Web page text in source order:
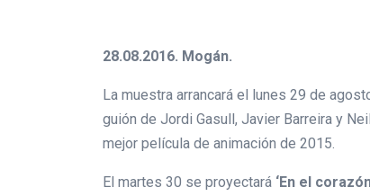
28.08.2016. Mogán.
La muestra arrancará el lunes 29 de
guión de Jordi Gasull, Javier Barreira y
mejor película de animación de 2015.
El martes 30 se proyectará ‘En el